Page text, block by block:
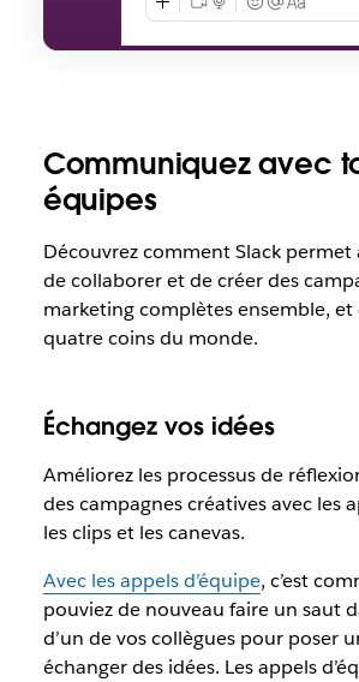
Communiquez avec
équipes
Découvrez comment Slack
de collaborer et de créer des
marketing complètes ensemble, et
quatre coins du monde.
Échangez vos idées
Améliorez les processus de
des campagnes créatives avec les
les clips et les canevas.
Avec les appels d’équipe, c’est
pouviez de nouveau faire un saut
d’un de vos collègues pour poser
échanger des idées. Les appels